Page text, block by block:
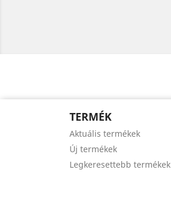
TERMÉK
Aktuális termékek
Új termékek
Legkeresettebb termékek